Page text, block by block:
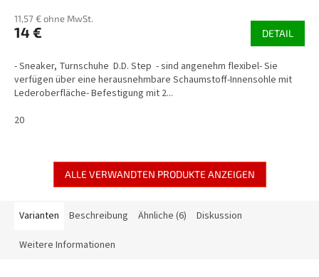
11,57 € ohne MwSt.
14 € DETAIL
- Sneaker, Turnschuhe D.D. Step - sind angenehm flexibel- Sie
verfügen über eine herausnehmbare Schaumstoff-Innensohle mit
Lederoberfläche- Befestigung mit 2...
20
ALLE VERWANDTEN PRODUKTE ANZEIGEN
Varianten Beschreibung Ähnliche (6) Diskussion
Weitere Informationen